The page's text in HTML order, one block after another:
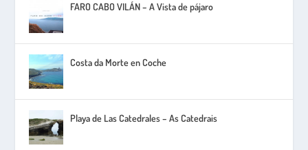
FARO CABO VILÁN – A Vista de pájaro
Costa da Morte en Coche
Playa de Las Catedrales – As Catedrais